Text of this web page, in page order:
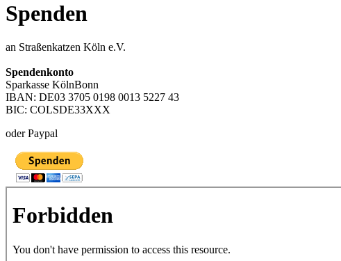
Spenden
an Straßenkatzen Köln e.V.
Spendenkonto
Sparkasse KölnBonn
IBAN: DE03 3705 0198 0013 5227 43
BIC: COLSDE33XXX
oder Paypal